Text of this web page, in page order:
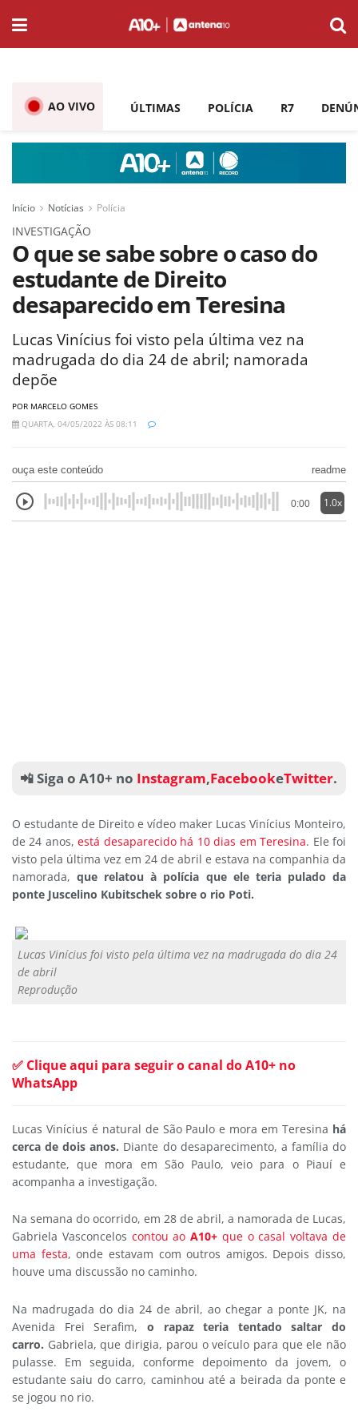
AO VIVO ÚLTIMAS POLÍCIA R7
Início Notícias Polícia
INVESTIGAÇÃO
O que se sabe sobre o caso do
estudante de Direito
desaparecido em Teresina
Lucas Vinícius foi visto pela última vez na
madrugada do dia 24 de abril; namorada
depõe
POR MARCELO GOMES
QUARTA, 04/05/2022 ÀS 08:11
ouça este conteúdo readme
0:00 1.0x
📲 Siga o A10+ no Instagram,FacebookeTwitter.
O estudante de Direito e vídeo maker Lucas Vinícius Monteiro,
de 24 anos,está desaparecido há 10 dias em Teresina. Ele foi
visto pela última vez em 24 de abril e estava na companhia da
namorada,que relatou à polícia que ele teria pulado da
ponte Juscelino Kubitschek sobre o rio Poti.
Lucas Vinícius foi visto pela última vez na madrugada do dia 24
de abril
Reprodução
✅ Clique aqui para seguir o canal do A10+ no
WhatsApp
Lucas Vinícius é natural de São Paulo e mora em Teresina há
cerca de dois anos. Diante do desaparecimento, a família do
estudante, que mora em São Paulo, veio para o Piauí e
acompanha a investigação.
Na semana do ocorrido, em 28 de abril, a namorada de Lucas,
Gabriela Vasconcelos contou aoA10+ que o casal voltava de
uma festa, onde estavam com outros amigos. Depois disso,
houve uma discussão no caminho.
Na madrugada do dia 24 de abril, ao chegar a ponte JK, na
Avenida Frei Serafim, o rapaz teria tentado saltar do
carro. Gabriela, que dirigia, parou o veículo para que ele não
pulasse. Em seguida, conforme depoimento da jovem, o
estudante saiu do carro, caminhou até a beirada da ponte e
se jogou no rio.